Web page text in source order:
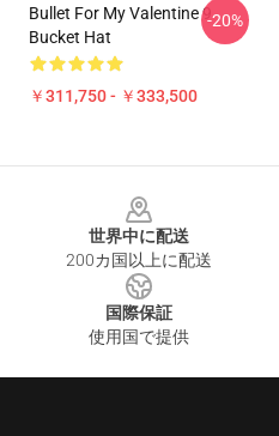
Bullet For My Valentine 9
Bucket Hat
￥311,750 - ￥333,500
-20%
世界中に配送
200カ国以上に配送
国際保証
使用国で提供